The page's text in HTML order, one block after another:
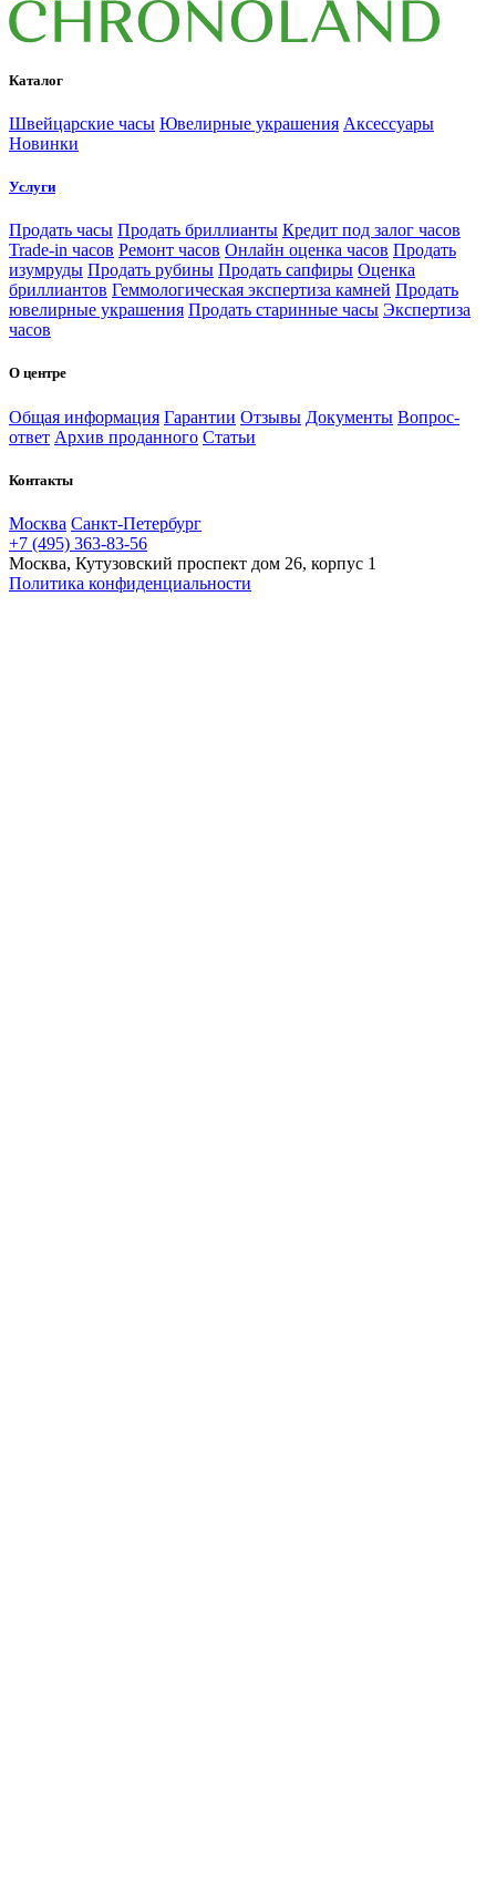
Каталог
Швейцарские часы Ювелирные украшения Аксессуары
Новинки
Услуги
Продать часы Продать бриллианты Кредит под залог часов
Trade-in часов Ремонт часов Онлайн оценка часов Продать
изумруды Продать рубины Продать сапфиры Оценка
бриллиантов Геммологическая экспертиза камней Продать
ювелирные украшения Продать старинные часы Экспертиза
часов
О центре
Общая информация Гарантии Отзывы Документы Вопрос-
ответ Архив проданного Статьи
Контакты
Москва Санкт-Петербург
+7 (495) 363-83-56
Москва, Кутузовский проспект дом 26, корпус 1
Политика конфиденциальности